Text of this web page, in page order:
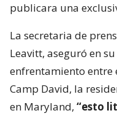
publicara una
La secretaria de
Leavitt, aseguró en
enfrentamiento entre
Camp David, la
en Maryland, “esto